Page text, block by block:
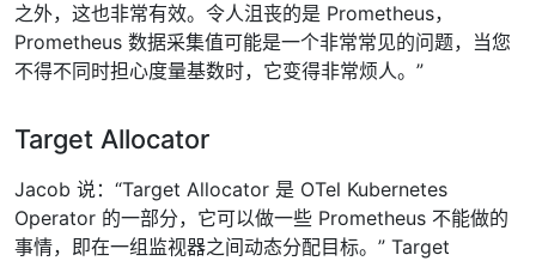
之外，这也非常有效。令人沮丧的是 Prometheus，
Prometheus 数据采集值可能是一个非常常见的问题，当您
不得不同时担心度量基数时，它变得非常烦人。”
Target Allocator
Jacob 说：“Target Allocator 是 OTel Kubernetes
Operator 的一部分，它可以做一些 Prometheus 不能做的
事情，即在一组监视器之间动态分配目标。” Target